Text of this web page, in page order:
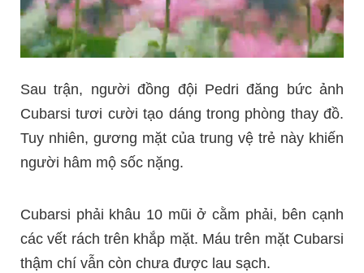
Sau trận, người đồng đội Pedri đăng bức ảnh
Cubarsi tươi cười tạo dáng trong phòng thay đồ.
Tuy nhiên, gương mặt của trung vệ trẻ này khiến
người hâm mộ sốc nặng.
Cubarsi phải khâu 10 mũi ở cằm phải, bên cạnh
các vết rách trên khắp mặt. Máu trên mặt Cubarsi
thậm chí vẫn còn chưa được lau sạch.